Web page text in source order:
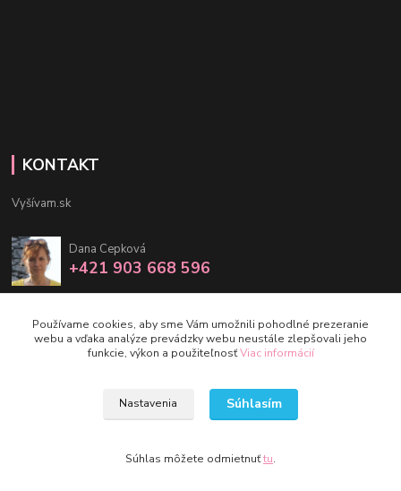
KONTAKT
Vyšívam.sk
Dana Cepková
+421 903 668 596
Vytvorené na
Eshop-rychlo.sk
Používame cookies, aby sme Vám umožnili pohodlné prezeranie
webu a vďaka analýze prevádzky webu neustále zlepšovali jeho
funkcie, výkon a použiteľnosťViac informácií
Nastavenia Súhlasím
Súhlas môžete odmietnuťtu.